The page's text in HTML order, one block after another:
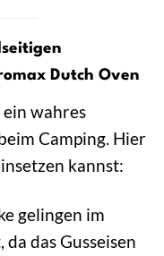
Dutch Oven
wahres
Camping. Hier
kannst:
gelingen im
das Gusseisen